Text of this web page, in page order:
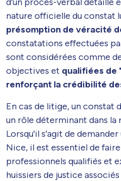
nature officielle du constat
présomption de véracité
constatations effectuées
sont considérées comme
objectives et qualifiées de
renforçant la crédibilité
En cas de litige, un constat
un rôle déterminant dans
Lorsqu'il s'agit de
Nice, il est essentiel de
professionnels qualifiés et
huissiers de justice